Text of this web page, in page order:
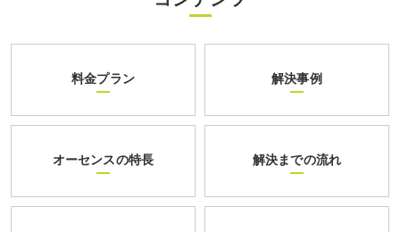
料金プラン 解決事例
オーセンスの特長 解決までの流れ